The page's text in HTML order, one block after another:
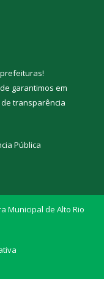
!
garantimos em
transparência
Pública
Municipal de Alto Rio